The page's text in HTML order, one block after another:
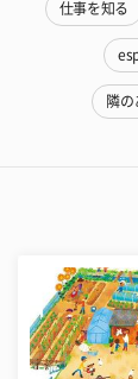
仕事を知る
隣の